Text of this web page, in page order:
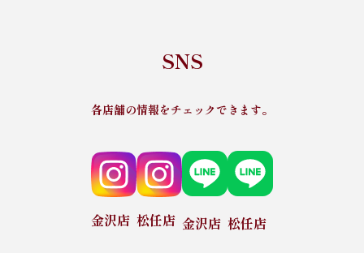
SNS
各店舗の情報をチェックできます。
金沢店 松任店 金沢店 松任店